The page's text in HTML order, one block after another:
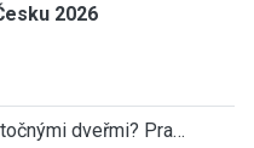
2026
dveřmi? Pra…